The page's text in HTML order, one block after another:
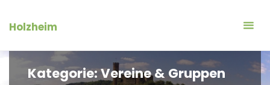
InhaltHolzheim
Kategorie:Vereine & Gruppen